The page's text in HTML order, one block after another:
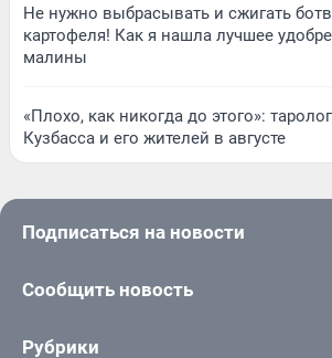
Не нужно выбрасывать и сжигать
картофеля! Как я нашла лучшее
малины
«Плохо, как никогда до этого»:
Кузбасса и его жителей в августе
Подписаться на новости
Сообщить новость
Рубрики